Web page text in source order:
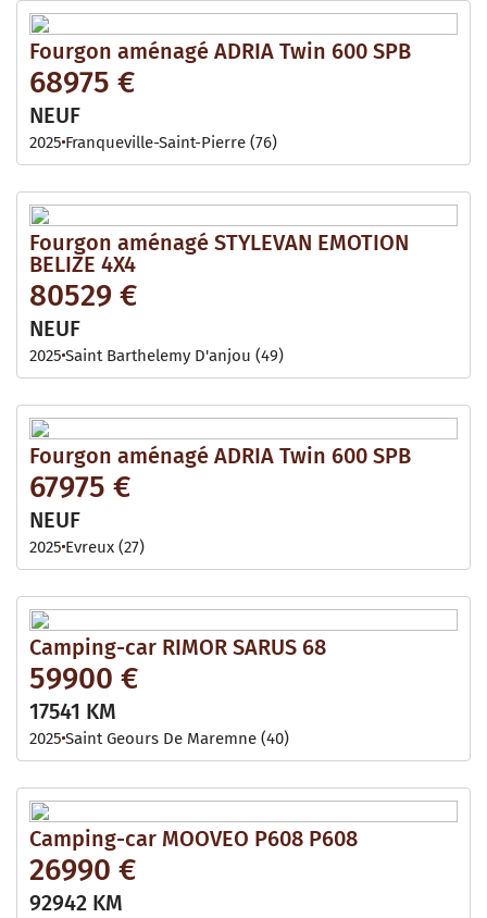
Fourgon aménagé ADRIA Twin 600 SPB
68975 €
NEUF
2025 Franqueville-Saint-Pierre (76)
Fourgon aménagé STYLEVAN EMOTION
BELIZE 4X4
80529 €
NEUF
2025 Saint Barthelemy D'anjou (49)
Fourgon aménagé ADRIA Twin 600 SPB
67975 €
NEUF
2025 Evreux (27)
Camping-car RIMOR SARUS 68
59900 €
17541 KM
2025 Saint Geours De Maremne (40)
Camping-car MOOVEO P608 P608
26990 €
92942 KM